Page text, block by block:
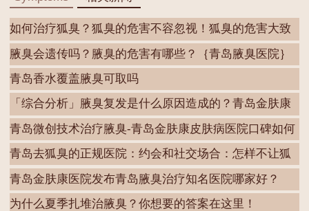
如何治疗狐臭？狐臭的危害不容忽视！狐臭的危害大致
分
腋臭会遗传吗？腋臭的危害有哪些？｛青岛腋臭医院｝
青岛香水覆盖腋臭可取吗
「综合分析」腋臭复发是什么原因造成的？青岛金肤康
皮
青岛微创技术治疗腋臭-青岛金肤康皮肤病医院口碑如何
青岛去狐臭的正规医院：约会和社交场合：怎样不让狐
臭
青岛金肤康医院发布青岛腋臭治疗知名医院哪家好？
为什么夏季扎堆治腋臭？你想要的答案在这里！